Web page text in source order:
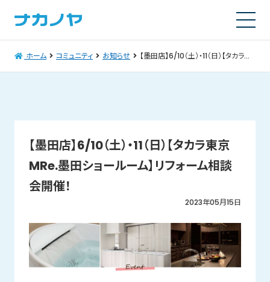
ホーム コミュニティ お知らせ 【墨田店】6/10（土）・11（日）【タカラ東京MRe.墨田ショールーム】リフォーム相談会開催！
【墨田店】6/10（土）・11（日）【タカラ東京
MRe.墨田ショールーム】リフォーム相談
会開催！
2023年05月15日